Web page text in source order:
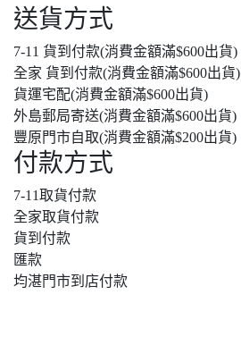
送貨方式
7-11 貨到付款(消費金額滿$600出貨)
全家 貨到付款(消費金額滿$600出貨)
貨運宅配(消費金額滿$600出貨)
外島郵局寄送(消費金額滿$600出貨)
豐原門市自取(消費金額滿$200出貨)
付款方式
7-11取貨付款
全家取貨付款
貨到付款
匯款
均湛門市到店付款